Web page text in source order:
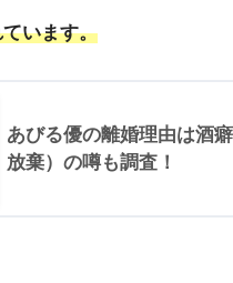
います。
あびる優の離婚理由は酒
放棄）の噂も調査！